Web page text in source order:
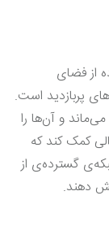
از فضای
پربازدید است.
و آن‌ها را
کمک کند که
گسترده‌ی از
دهند.